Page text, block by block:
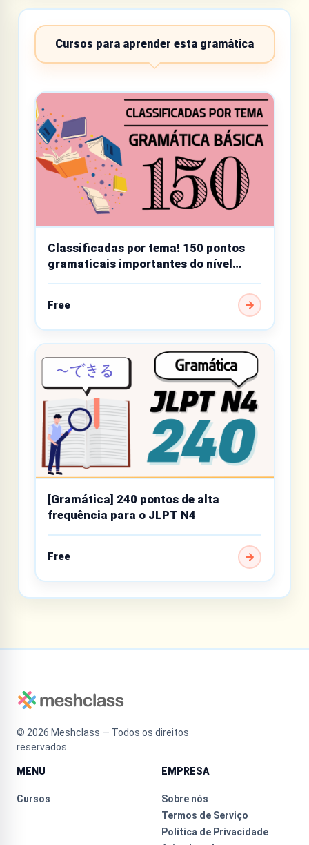
Cursos para aprender esta gramática
Classificadas por tema! 150 pontos
gramaticais importantes do nível
Free
[Gramática] 240 pontos de alta
frequência para o JLPT N4
Free
© 2026 Meshclass — Todos os direitos
reservados
MENU
Cursos
EMPRESA
Sobre nós
Termos de Serviço
Política de Privacidade